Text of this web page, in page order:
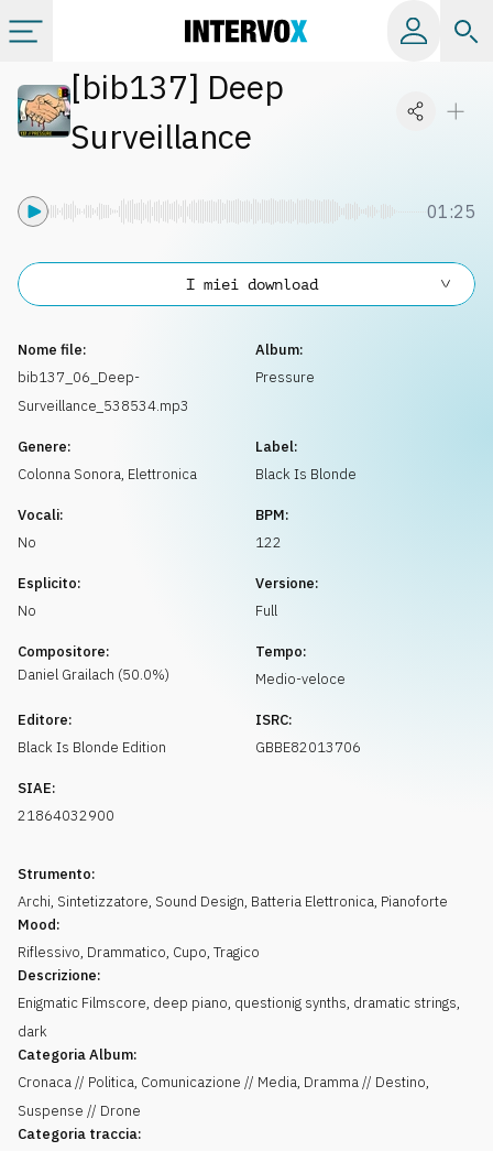
Categorie
[bib137] Deep
Surveillance
01:25
Nome file:
bib137_06_Deep-
Surveillance_538534.mp3
Album:
Pressure
Genere:
Colonna Sonora, Elettronica
Label:
Black Is Blonde
Vocali:
No
BPM:
122
Esplicito:
No
Versione:
Full
Compositore:
Daniel Grailach (50.0%)
Tempo:
Medio-veloce
Editore:
Black Is Blonde Edition
ISRC:
GBBE82013706
SIAE:
21864032900
Strumento:
Archi, Sintetizzatore, Sound Design, Batteria Elettronica, Pianoforte
Mood:
Riflessivo, Drammatico, Cupo, Tragico
Descrizione:
Enigmatic Filmscore, deep piano, questionig synths, dramatic strings,
dark
Categoria Album:
Cronaca // Politica, Comunicazione // Media, Dramma // Destino,
Suspense // Drone
Categoria traccia:
I miei download